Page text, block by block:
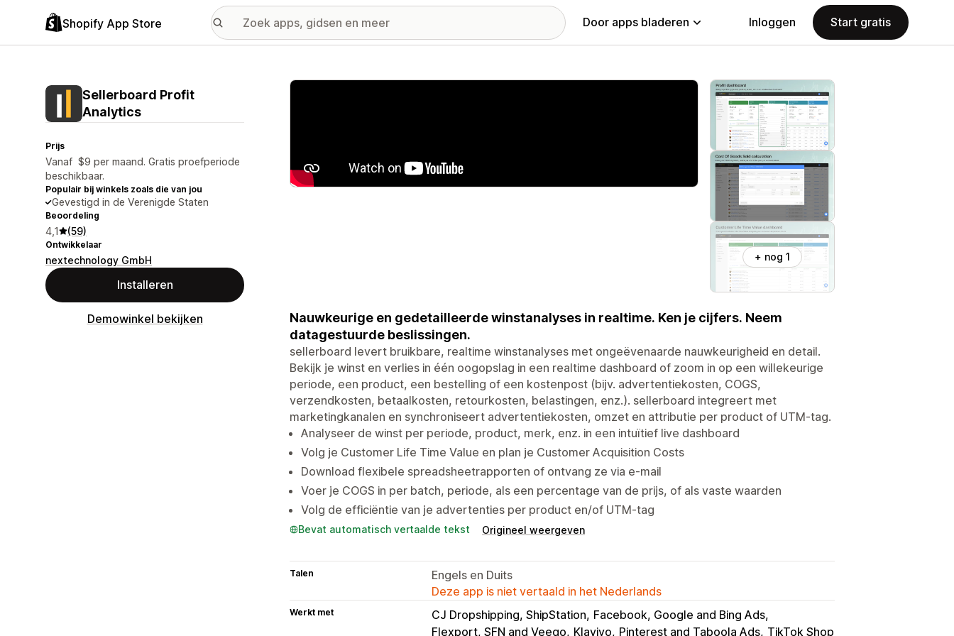
Shopify App Store Door apps bladeren Inloggen Start gratis
Sellerboard Profit
Analytics
Prijs
Vanaf $9 per maand. Gratis proefperiode
beschikbaar.
Populair bij winkels zoals die van jou
Gevestigd in de Verenigde Staten
Beoordeling
4,1 (59)
Ontwikkelaar
nextechnology GmbH
Installeren
Demowinkel bekijken
Galerij met uitgelichte afbeeldingen
+ nog 1
Nauwkeurige en gedetailleerde winstanalyses in realtime. Ken je cijfers. Neem
datagestuurde beslissingen.
sellerboard levert bruikbare, realtime winstanalyses met ongeëvenaarde nauwkeurigheid en detail.
Bekijk je winst en verlies in één oogopslag in een realtime dashboard of zoom in op een willekeurige
periode, een product, een bestelling of een kostenpost (bijv. advertentiekosten, COGS,
verzendkosten, betaalkosten, retourkosten, belastingen, enz.). sellerboard integreert met
marketingkanalen en synchroniseert advertentiekosten, omzet en attributie per product of UTM-tag.
Analyseer de winst per periode, product, merk, enz. in een intuïtief live dashboard
Volg je Customer Life Time Value en plan je Customer Acquisition Costs
Download flexibele spreadsheetrapporten of ontvang ze via e-mail
Voer je COGS in per batch, periode, als een percentage van de prijs, of als vaste waarden
Volg de efficiëntie van je advertenties per product en/of UTM-tag
Bevat automatisch vertaalde tekst Origineel weergeven
Talen
Engels en Duits
Deze app is niet vertaald in het Nederlands
Werkt met CJ Dropshipping, ShipStation Facebook, Google and Bing Ads
Flexport, SFN and Veeqo Klaviyo Pinterest and Taboola Ads TikTok Shop